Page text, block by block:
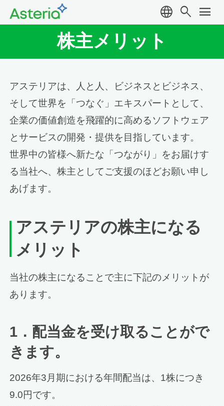
language search menu
株主メリット
アステリアは、人と人、ビジネスとビジネス、
そして世界を「つなぐ」エキスパートとして、
企業の価値創造を飛躍的に高めるソフトウェア
とサービスの開発・提供を目指しています。
世界中の皆様へ新たな「つながり」をお届けす
る当社へ、株主としてご支援のほどお願い申し
あげます。
アステリアの株主になる
メリット
当社の株主になることで主に下記のメリットが
あります。
1．配当金を受け取ることがで
きます。
2026年3月期における年間配当は、1株につき
9.0円です。